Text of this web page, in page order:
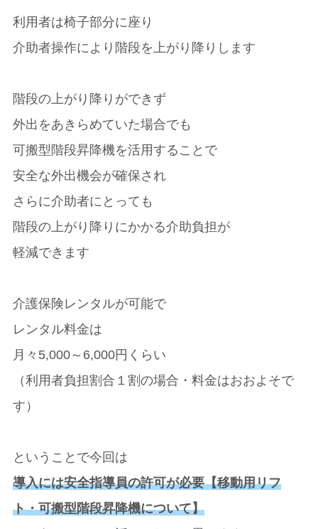
利用者は椅子部分に座り
介助者操作により階段を上がり降りします
階段の上がり降りができず
外出をあきらめていた場合でも
可搬型階段昇降機を活用することで
安全な外出機会が確保され
さらに介助者にとっても
階段の上がり降りにかかる介助負担が
軽減できます
介護保険レンタルが可能で
レンタル料金は
月々5,000～6,000円くらい
（利用者負担割合１割の場合・料金はおおよそで
す）
ということで今回は
導入には安全指導員の許可が必要【移動用リフ
ト・可搬型階段昇降機について】